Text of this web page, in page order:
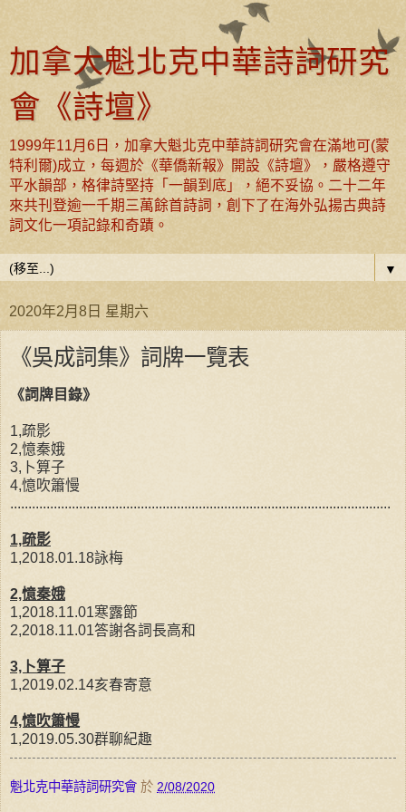
加拿大魁北克中華詩詞研究
會《詩壇》
1999年11月6日，加拿大魁北克中華詩詞研究會在滿地可(蒙
特利爾)成立，每週於《華僑新報》開設《詩壇》，嚴格遵守
平水韻部，格律詩堅持「一韻到底」，絕不妥協。二十二年
來共刊登逾一千期三萬餘首詩詞，創下了在海外弘揚古典詩
詞文化一項記錄和奇蹟。
▼
2020年2月8日 星期六
《吳成詞集》詞牌一覽表
《詞牌目錄》
1,疏影
2,憶秦娥
3,卜算子
4,憶吹簫慢
.........................................................................................................
1,疏影
1,2018.01.18詠梅
2,憶秦娥
1,2018.11.01寒露節
2,2018.11.01答謝各詞長高和
3,卜算子
1,2019.02.14亥春寄意
4,憶吹簫慢
1,2019.05.30群聊紀趣
魁北克中華詩詞研究會 於 2/08/2020